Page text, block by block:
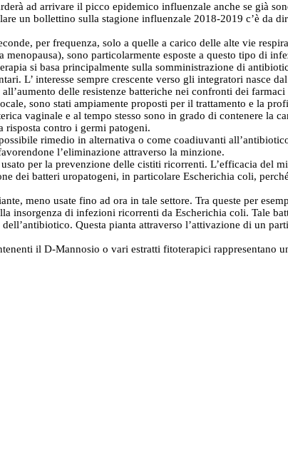
ad arrivare il picco epidemico influenzale anche se già
un bollettino sulla stagione influenzale 2018-2019 c’è da
per frequenza, solo a quelle a carico delle alte vie
sono particolarmente esposte a questo tipo di
si basa principalmente sulla somministrazione di
L’ interesse sempre crescente verso gli integratori nasce
delle resistenze batteriche nei confronti dei
sono stati ampiamente proposti per il trattamento e la
vaginale e al tempo stesso sono in grado di contenere la
risposta contro i germi patogeni.
rimedio in alternativa o come coadiuvanti
l’eliminazione attraverso la minzione.
per la prevenzione delle cistiti ricorrenti. L’efficacia del
dei batteri uropatogeni, in particolare Escherichia coli,
meno usate fino ad ora in tale settore. Tra queste per
insorgenza di infezioni ricorrenti da Escherichia coli. Tale
Questa pianta attraverso l’attivazione di un
il D-Mannosio o vari estratti fitoterapici rappresentano